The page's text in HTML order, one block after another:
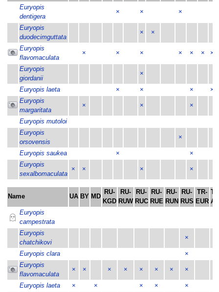
Euryopis
dentigera
× × ×
Euryopis
duodecimguttata
× ×
Euryopis
flavomaculata
× × × × × × ×
Euryopis
giordanii
×
Euryopis laeta × × ×
×
Euryopis
margaritata
× × ×
Euryopis mutoloi
Euryopis
orsovensis
×
Euryopis saukea ×
×
Euryopis
sexalbomaculata
× × × ×
Name UA BY MD
RU-
KGD
RU-
RUW
RU-
RUC
RU-
RUE
RU-
RUN
RU-
RUS
TR-
EUR
Euryopis
campestrata
Euryopis
chatchikovi
×
Euryopis clara
×
Euryopis
flavomaculata
× × × × × × × ×
Euryopis laeta × × × × ×